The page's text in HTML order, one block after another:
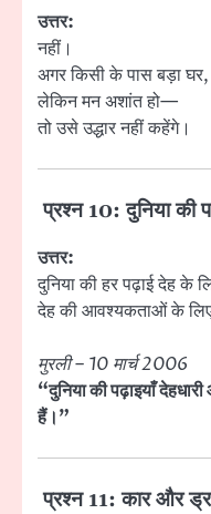
उत्तर:
नहीं।
अगर किसी के पास बड़ा घर,
लेकिन मन अशांत हो—
तो उसे उद्धार नहीं कहेंगे।
प्रश्न 10: दुनिया की
उत्तर:
दुनिया की हर पढ़ाई देह के
देह की आवश्यकताओं के
मुरली – 10 मार्च 2006
“दुनिया की पढ़ाइयाँ
हैं।”
प्रश्न 11: कार और